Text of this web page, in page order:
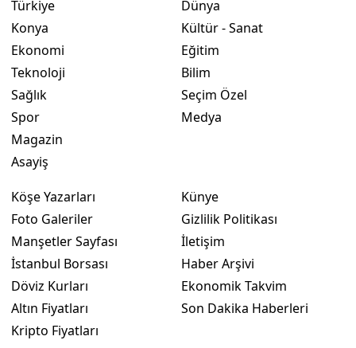
Yozgat
Batman
Bartın
Ardahan
Türkiye
Konya
Ekonomi
Teknoloji
Sağlık
Spor
Magazin
Asayiş
Dünya
Kültür - Sanat
Eğitim
Bilim
Seçim Özel
Medya
Köşe Yazarları
Foto Galeriler
Manşetler Sayfası
İstanbul Borsası
Döviz Kurları
Altın Fiyatları
Kripto Fiyatları
Künye
Gizlilik Politikası
İletişim
Haber Arşivi
Ekonomik Takvim
Son Dakika Haberleri